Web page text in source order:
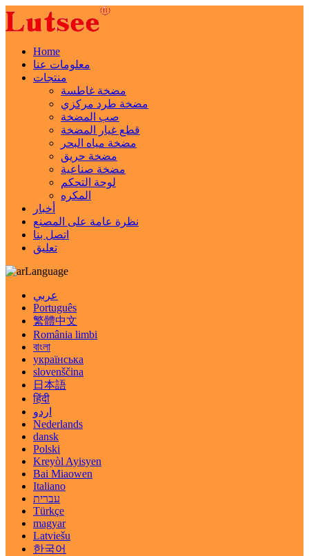
Home
معلومات عنا
منتجات
مضخة غاطسة
مضخة طرد مركزي
صب المضخة
قطع غيار المضخة
مضخة مياه البحر
مضخة حريق
مضخة صناعية
لوحة التحكم
المكره
أخبار
نظرة عامة على المصنع
اتصل بنا
تعليق
Language
عربي
Português
繁體中文
România limbi
বাংলা
українська
slovenščina
日本語
हिंदी
اردو
Nederlands
dansk
Polski
Kreyòl Ayisyen
Bai Miaowen
Italiano
עברית
Türkçe
magyar
Latviešu
한국어